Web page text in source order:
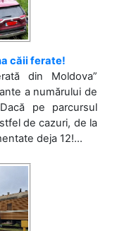
căii ferate!
din Moldova”
a numărului de
pe parcursul
de cazuri, de la
deja 12!...